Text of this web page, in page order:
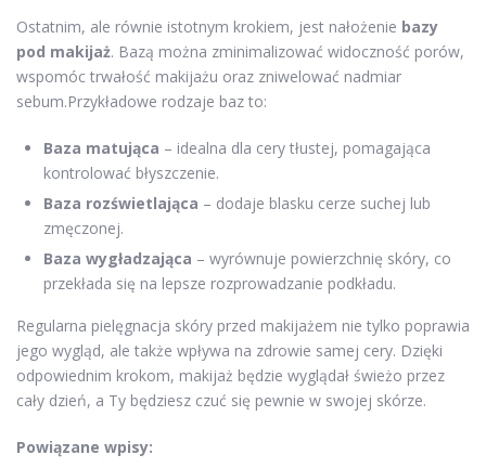
Ostatnim, ale równie istotnym krokiem, jest nałożenie bazy
pod makijaż. Bazą można zminimalizować widoczność porów,
wspomóc trwałość makijażu oraz zniwelować nadmiar
sebum.Przykładowe rodzaje baz to:
Baza matująca – idealna dla cery tłustej, pomagająca
kontrolować błyszczenie.
Baza rozświetlająca – dodaje blasku cerze suchej lub
zmęczonej.
Baza wygładzająca – wyrównuje powierzchnię skóry, co
przekłada się na lepsze rozprowadzanie podkładu.
Regularna pielęgnacja skóry przed makijażem nie tylko poprawia
jego wygląd, ale także wpływa na zdrowie samej cery. Dzięki
odpowiednim krokom, makijaż będzie wyglądał świeżo przez
cały dzień, a Ty będziesz czuć się pewnie w swojej skórze.
Powiązane wpisy: